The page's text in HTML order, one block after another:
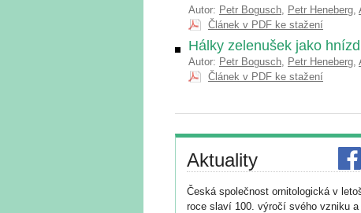
Autor: Petr Bogusch, Petr Heneberg,
Článek v PDF ke stažení
Hálky zelenušek jako
Autor: Petr Bogusch, Petr Heneberg,
Článek v PDF ke stažení
Aktuality
Česká společnost ornitologická v
roce slaví 100. výročí svého vzniku a